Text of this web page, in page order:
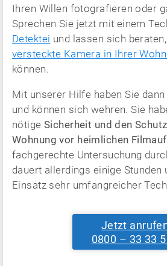
Ihren Willen fotografieren oder
Sprechen Sie jetzt mit einem
Detektei und lassen sich
versteckte Kamera in Ihrer
können.
Mit unserer Hilfe haben Sie
und können sich wehren. Sie
nötige Sicherheit und den
Wohnung vor heimlichen
fachgerechte Untersuchung
dauert allerdings einige Stunden
Einsatz sehr umfangreicher
Jetzt
0800 – 33 33